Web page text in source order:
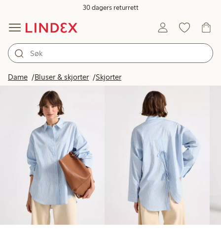
30 dagers returrett
Dame Bluser & skjorter Skjorter